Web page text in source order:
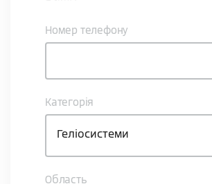
Номер телефону
Категорія
Геліосистеми
Область